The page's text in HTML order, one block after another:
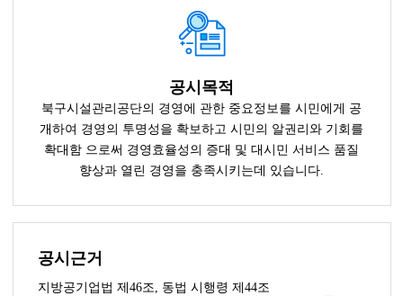
단
기
공시목적
북구시설관리공단의 경영에 관한 중요정보를 시민에게 공
개하여 경영의 투명성을 확보하고 시민의 알권리와 기회를
확대함 으로써 경영효율성의 증대 및 대시민 서비스 품질
향상과 열린 경영을 충족시키는데 있습니다.
공시근거
지방공기업법 제46조, 동법 시행령 제44조